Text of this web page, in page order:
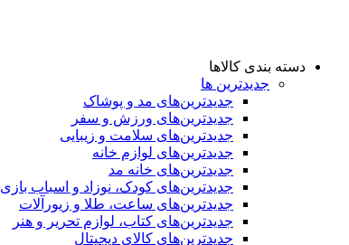
دسته بندی کالاها
جدیدترین ها
جدید‌ترین‌های مد و پوشاک
جدید‌ترین‌های ورزش و سفر
جدید‌ترین‌های سلامت و زیبایی
جدید‌ترین‌های لوازم خانه
جدیدترین‌های خانه مد
جدید‌ترین‌های کودک، نوزاد و اسباب بازی
جدید‌ترین‌های ساعت، طلا و زیورآلات
جدید‌ترین‌های کتاب، لوازم تحریر و هنر
جدید‌ترین‌های کالای دیجیتال